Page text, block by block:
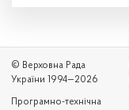
© Верховна Рада
України 1994—2026
Програмно-технічна